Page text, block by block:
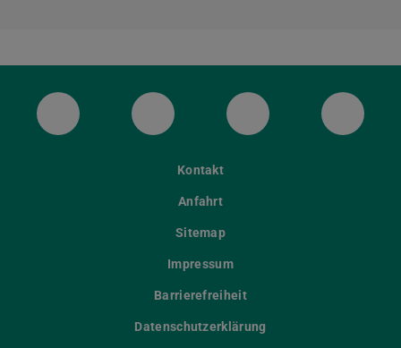
ULB Bluesky ULB FacebookULB InstagramULB
Kontakt
Anfahrt
Sitemap
Impressum
Barrierefreiheit
Datenschutzerklärung